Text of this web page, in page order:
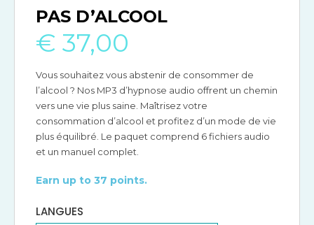
PAS D’ALCOOL
€ 37,00
Vous souhaitez vous abstenir de consommer de
l’alcool ? Nos MP3 d’hypnose audio offrent un chemin
vers une vie plus saine. Maîtrisez votre
consommation d’alcool et profitez d’un mode de vie
plus équilibré. Le paquet comprend 6 fichiers audio
et un manuel complet.
Earn up to 37 points.
LANGUES